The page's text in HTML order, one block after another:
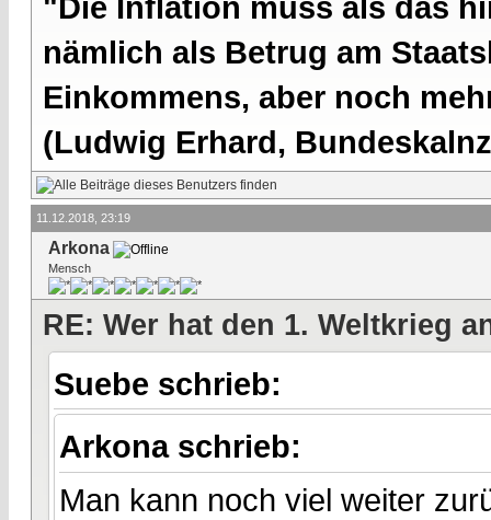
nämlich als Betrug am
Einkommens, aber noch
(Ludwig Erhard,
11.12.2018, 23:19
Arkona
Mensch
RE: Wer hat den 1. Weltkrieg
Suebe schrieb:
Arkona schrieb:
Man kann noch viel weiter